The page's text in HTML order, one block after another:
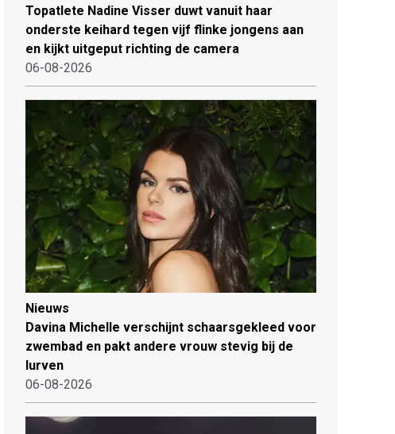
Topatlete Nadine Visser duwt vanuit haar
onderste keihard tegen vijf flinke jongens aan
en kijkt uitgeput richting de camera
06-08-2026
Nieuws
Davina Michelle verschijnt schaarsgekleed voor
zwembad en pakt andere vrouw stevig bij de
lurven
06-08-2026